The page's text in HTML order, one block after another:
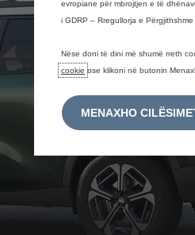
evropiane për mbrojtjen e të
i GDRP – Rregullorja e
Nëse doni të dini më shumë rreth
cookie ose klikoni në butonin
MENAXHO